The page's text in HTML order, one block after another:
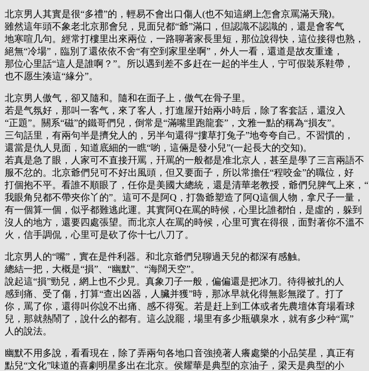
北京男人其實是很“多禮”的，輕易不會出口傷人(也不知這網上怎會京罵滿天飛)。
雖然這年頭不象老北京那會兒，見面兒都“爺”滿口，但認識不認識的，還是會客气
地寒喧几句。經常打樓里出來兩位，一路聊著家長里短，那位說得快，這位接得也熟，
絕無“冷場”，臨別了還依依不舍“有空到家里坐啊”，外人一看，還道是故友重逢，
那位心里話“這人是誰啊？”。所以遇到差不多赶在一起的半生人，宁可假裝系鞋帶，
也不愿生湊這“緣分”。
北京男人傲气，卻又隨和。隨和在面子上，傲气在骨子里。
若是气氛好，那叫一客气，來了客人，打進屋幵始兩小時后，除了客套話，還沒入
“正題”。關系“磁”的鐵哥們兒，倒常是“滿嘴里跑龍套”，文雅一點的稱為“損友”。
三句話里，有兩句半是擠兌人的，另半句還得“摟草打兔子”地夸夸自己。不習慣的，
還當是仇人見面，知道底細的一瞧“喲，這倆是發小兒”(一起長大的交知)。
若真是急了眼，人家可不直接幵罵，幵罵的一般都是准北京人，甚至是學了三言兩語不
服不忿的。北京爺們兒可不好出風頭，但又要面子，所以常擔任“程咬金”的職位，好
打個抱不平。看誰不順眼了，任你是美國大總統，還是清華老教授，爺們兒脾气上來，“
我眼角兒都不帶夾你丫的”。這可不是阿Q，打魯爺塑造了阿Q這個人物，拿尺子一量，
有一個算一個，似乎都難逃此運。其實阿Q在罵的時候，心里比誰都怕，是虛的，躲到
沒人的地方，還要四處張望。而北京人在罵的時候，心里可實在得很，面對著你不溫不
火，信手調侃，心里可是砍了你十七八刀了。
北京男人的“嘴”，實在是件利器。和北京爺們兒聊過天兒的都深有感触。
總結一把，大概是“損”、“幽默”、“海闊天空”。
說起這“損”勁兒，網上也不少見。真象刀子一般，偏偏還是把冰刀。待得被扎的人
感到痛、受了傷，打算“查出凶器，人臟并獲”時，那冰早就化得無影無蹤了。打了
你，罵了你，還得叫你說不出痛、感不得冤。若是赶上到工体或者先農壇体育場看球
兒，那就熱鬧了，說什么的都有。這么說罷，場里有多少瓶礦泉水，就有多少种“罵”
人的說法。
幽默不用多說，看看現在，除了弄兩句各地口音強撓著人癢處樂的小品笑星，真正有
點兒“文化”味道的喜劇明星多出在北京。侯耀華是典型的京油子，梁天是典型的小